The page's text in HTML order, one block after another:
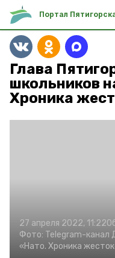
Портал
Глава
школьников
Хроника
27 апреля 2022, 11:22
Фото: Telegram-канал
«Нато. Хроника